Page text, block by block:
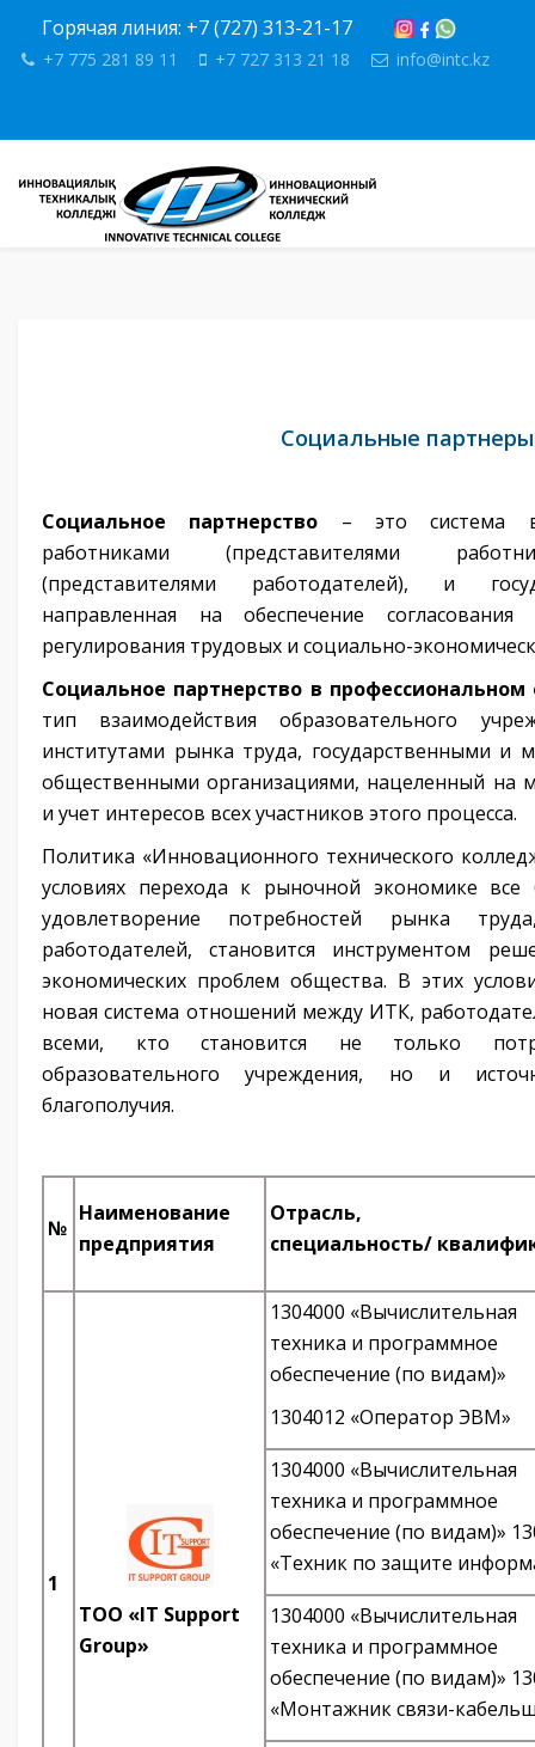
Горячая линия: +7 (727) 313-21-17
+7 775 281 89 11 +7 727 313 21 18 info@intc.kz
Социальные партнеры
Социальное партнерство – это система
работниками (представителями
(представителями работодателей), и
направленная на обеспечение
регулирования трудовых и социально-
Социальное партнерство в профессиональном
тип взаимодействия образовательного
институтами рынка труда, государственными и
общественными организациями, нацеленный на
и учет интересов всех участников этого процесса.
Политика «Инновационного технического
условиях перехода к рыночной экономике все
удовлетворение потребностей рынка
работодателей, становится инструментом
экономических проблем общества. В этих
новая система отношений между ИТК,
всеми, кто становится не только
образовательного учреждения, но и
благополучия.
№
Наименование
предприятия
Отрасль,
специальность/
1
ТОО «IT Support
Group»
1304000 «Вычислительная
техника и программное
обеспечение (по видам)»
1304012 «Оператор ЭВМ»
1304000 «Вычислительная
техника и программное
обеспечение (по видам)»
«Техник по защите
1304000 «Вычислительная
техника и программное
обеспечение (по видам)»
«Монтажник связи-